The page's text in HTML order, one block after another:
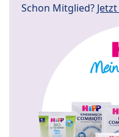
Schon Mitglied?